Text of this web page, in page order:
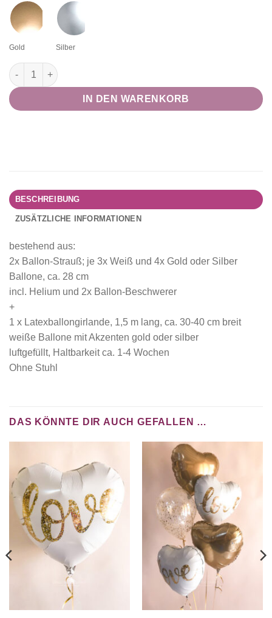
Gold Silber
Candybar Set "Modern Chrome" Menge
IN DEN WARENKORB
BESCHREIBUNG
ZUSÄTZLICHE INFORMATIONEN
bestehend aus:
2x Ballon-Strauß; je 3x Weiß und 4x Gold oder Silber
Ballone, ca. 28 cm
incl. Helium und 2x Ballon-Beschwerer
+
1 x Latexballongirlande, 1,5 m lang, ca. 30-40 cm breit
weiße Ballone mit Akzenten gold oder silber
luftgefüllt, Haltbarkeit ca. 1-4 Wochen
Ohne Stuhl
DAS KÖNNTE DIR AUCH GEFALLEN …